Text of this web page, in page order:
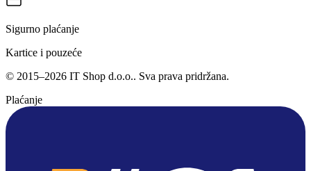
Sigurno plaćanje
Kartice i pouzeće
© 2015–2026 IT Shop d.o.o.. Sva prava pridržana.
Plaćanje